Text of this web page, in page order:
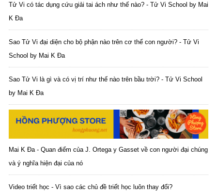
Tử Vi có tác dụng cứu giải tai ách như thế nào? - Tử Vi School by Mai
K Đa
Sao Tử Vi đại diện cho bộ phận nào trên cơ thể con người? - Tử Vi
School by Mai K Đa
Sao Tử Vi là gì và có vị trí như thế nào trên bầu trời? - Tử Vi School
by Mai K Đa
Mai K Đa - Quan điểm của J. Ortega y Gasset về con người đại chúng
và ý nghĩa hiện đại của nó
Video triết học - Vì sao các chủ đề triết học luôn thay đổi?